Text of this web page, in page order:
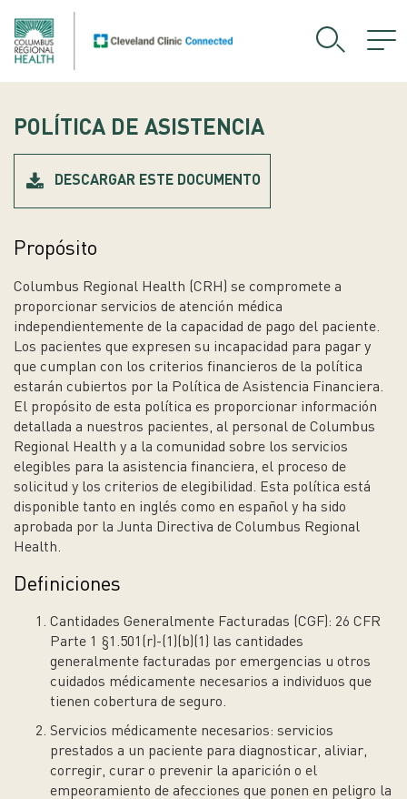
POLÍTICA DE ASISTENCIA
DESCARGAR ESTE DOCUMENTO
Propósito
Columbus Regional Health (CRH) se compromete a
proporcionar servicios de atención médica
independientemente de la capacidad de pago del paciente.
Los pacientes que expresen su incapacidad para pagar y
que cumplan con los criterios financieros de la política
estarán cubiertos por la Política de Asistencia Financiera.
El propósito de esta política es proporcionar información
detallada a nuestros pacientes, al personal de Columbus
Regional Health y a la comunidad sobre los servicios
elegibles para la asistencia financiera, el proceso de
solicitud y los criterios de elegibilidad. Esta política está
disponible tanto en inglés como en español y ha sido
aprobada por la Junta Directiva de Columbus Regional
Health.
Definiciones
Cantidades Generalmente Facturadas (CGF): 26 CFR
Parte 1 §1.501(r)-(1)(b)(1) las cantidades
generalmente facturadas por emergencias u otros
cuidados médicamente necesarios a individuos que
tienen cobertura de seguro.
Servicios médicamente necesarios: servicios
prestados a un paciente para diagnosticar, aliviar,
corregir, curar o prevenir la aparición o el
empeoramiento de afecciones que ponen en peligro la